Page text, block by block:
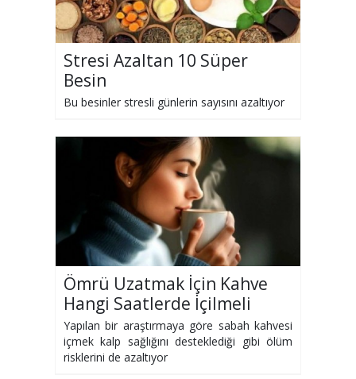
Stresi Azaltan 10 Süper
Besin
Bu besinler stresli günlerin sayısını azaltıyor
Ömrü Uzatmak İçin Kahve
Hangi Saatlerde İçilmeli
Yapılan bir araştırmaya göre sabah kahvesi
içmek kalp sağlığını desteklediği gibi ölüm
risklerini de azaltıyor